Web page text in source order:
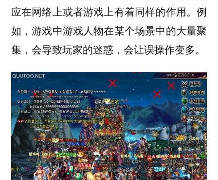
应在网络上或者游戏上有着同样的作用。例
如，游戏中游戏人物在某个场景中的大量聚
集，会导致玩家的迷惑，会让误操作变多。